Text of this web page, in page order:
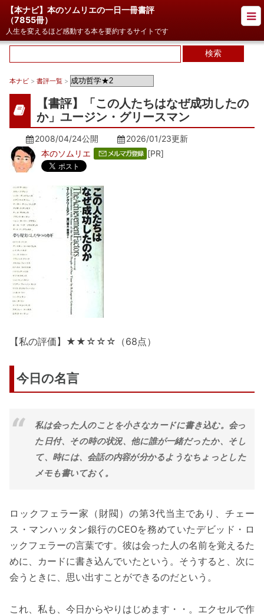
【本ナビ】本のソムリエの一日一冊書評
（7855冊）
人生を変えるほど感動する本を要約するサイトです
本ナビ > 書評一覧 >
【書評】「この人たちはなぜ成功したの
か」ユージン・グリースマン
2008/04/24公開 2026/01/23更新
本のソムリエ
[PR]
【私の評価】★★☆☆☆（68点）
今日の名言
私は会った人のことを小さなカードに書き込む。会っ
た日付、その時の状況、他に誰が一緒だったか、そし
て、時には、会話の内容が分かるようなちょっとした
メモも書いておく。
ロックフェラー家（財閥）の第3代当主であり、チェー
ス・マンハッタン銀行のCEOを務めていたデビッド・ロ
ックフェラーの言葉です。彼は会った人の名前を覚えるた
めに、カードに書き込んでいたという。そうすると、次に
会うときに、思い出すことができるのだという。
これ、私も、今日からやりはじめます・・。エクセルで作